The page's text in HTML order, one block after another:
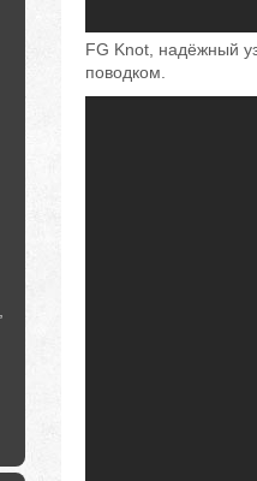
FG Knot, надёжный
поводком.